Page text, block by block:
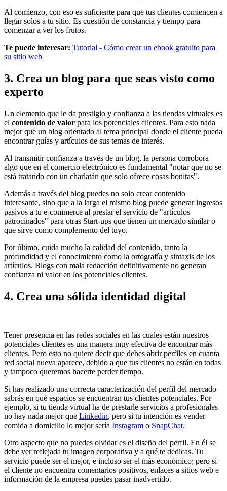
Al comienzo, con eso es suficiente para que tus clientes comiencen a
llegar solos a tu sitio. Es cuestión de constancia y tiempo para
comenzar a ver los frutos.
Te puede interesar: Tutorial - Cómo crear un ebook gratuito para
su sitio web
3. Crea un blog para que seas visto como
experto
Un elemento que le da prestigio y confianza a las tiendas virtuales es
el contenido de valor para los potenciales clientes. Para esto nada
mejor que un blog orientado al tema principal donde el cliente pueda
encontrar guías y artículos de sus temas de interés.
Al transmitir confianza a través de un blog, la persona corrobora
algo que en el comercio electrónico es fundamental "notar que no se
está tratando con un charlatán que solo ofrece cosas bonitas".
Además a través del blog puedes no solo crear contenido
interesante, sino que a la larga el mismo blog puede generar ingresos
pasivos a tu e-commerce al prestar el servicio de "artículos
patrocinados" para otras Start-ups que tienen un mercado similar o
que sirve como complemento del tuyo.
Por último, cuida mucho la calidad del contenido, tanto la
profundidad y el conocimiento como la ortografía y sintaxis de los
artículos. Blogs con mala redacción definitivamente no generan
confianza ni valor en los potenciales clientes.
4. Crea una sólida identidad digital
Tener presencia en las redes sociales en las cuales están nuestros
potenciales clientes es una manera muy efectiva de encontrar más
clientes. Pero esto no quiere decir que debes abrir perfiles en cuanta
red social nueva aparece, debido a que tus clientes no están en todas
y tampoco queremos hacerte perder tiempo.
Si has realizado una correcta caracterización del perfil del mercado
sabrás en qué espacios se encuentran tus clientes potenciales. Por
ejemplo, si tu tienda virtual ha de prestarle servicios a profesionales
no hay nada mejor que Linkedin, pero si tu intención es vender
comida a domicilio lo mejor sería Instagram o SnapChat.
Otro aspecto que no puedes olvidar es el diseño del perfil. En él se
debe ver reflejada tu imagen corporativa y a qué te dedicas. Tu
servicio puede ser el mejor, e incluso ser el más económico; pero si
el cliente no encuentra comentarios positivos, enlaces a sitios web e
información de la empresa puedes pasar inadvertido.